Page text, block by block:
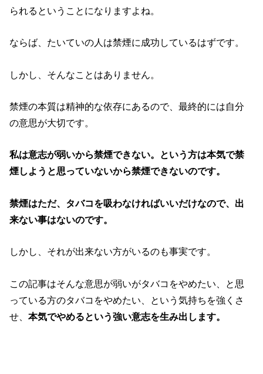
られるということになりますよね。
ならば、たいていの人は禁煙に成功しているはずです。
しかし、そんなことはありません。
禁煙の本質は精神的な依存にあるので、最終的には自分
の意思が大切です。
私は意志が弱いから禁煙できない。という方は本気で禁
煙しようと思っていないから禁煙できないのです。
禁煙はただ、タバコを吸わなければいいだけなので、出
来ない事はないのです。
しかし、それが出来ない方がいるのも事実です。
この記事はそんな意思が弱いがタバコをやめたい、と思
っている方のタバコをやめたい、という気持ちを強くさ
せ、本気でやめるという強い意志を生み出します。